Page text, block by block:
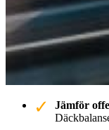
Jämför